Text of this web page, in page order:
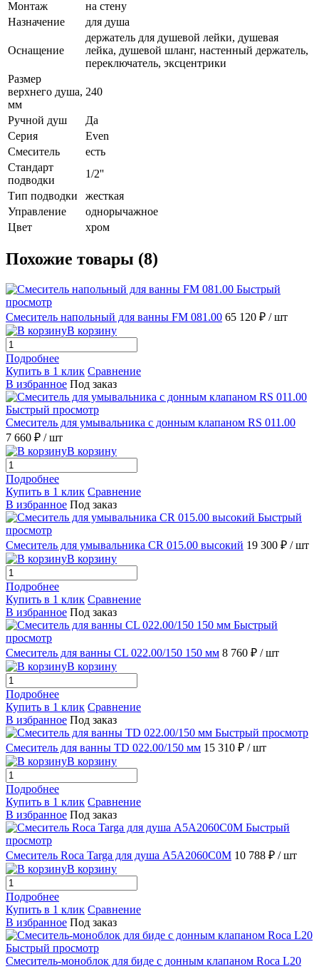
Монтаж
на стену
Назначение
для душа
Оснащение
держатель для душевой лейки, душевая
лейка, душевой шланг, настенный держатель,
переключатель, эксцентрики
Размер
верхнего душа,
мм
240
Ручной душ
Да
Серия
Even
Смеситель
есть
Стандарт
подводки
1/2''
Тип подводки
жесткая
Управление
однорычажное
Цвет
хром
Похожие товары (8)
Быстрый
просмотр
Смеситель напольный для ванны FM 081.00 65 120 ₽ / шт
В корзину
Подробнее
Купить в 1 клик Сравнение
В избранное Под заказ
Быстрый просмотр
Смеситель для умывальника с донным клапаном RS 011.00
7 660 ₽ / шт
В корзину
Подробнее
Купить в 1 клик Сравнение
В избранное Под заказ
Быстрый
просмотр
Смеситель для умывальника CR 015.00 высокий 19 300 ₽ / шт
В корзину
Подробнее
Купить в 1 клик Сравнение
В избранное Под заказ
Быстрый
просмотр
Смеситель для ванны CL 022.00/150 150 мм 8 760 ₽ / шт
В корзину
Подробнее
Купить в 1 клик Сравнение
В избранное Под заказ
Быстрый просмотр
Смеситель для ванны TD 022.00/150 мм 15 310 ₽ / шт
В корзину
Подробнее
Купить в 1 клик Сравнение
В избранное Под заказ
Быстрый
просмотр
Смеситель Roca Targa для душа A5A2060C0M 10 788 ₽ / шт
В корзину
Подробнее
Купить в 1 клик Сравнение
В избранное Под заказ
Быстрый просмотр
Смеситель-моноблок для биде с донным клапаном Roca L20